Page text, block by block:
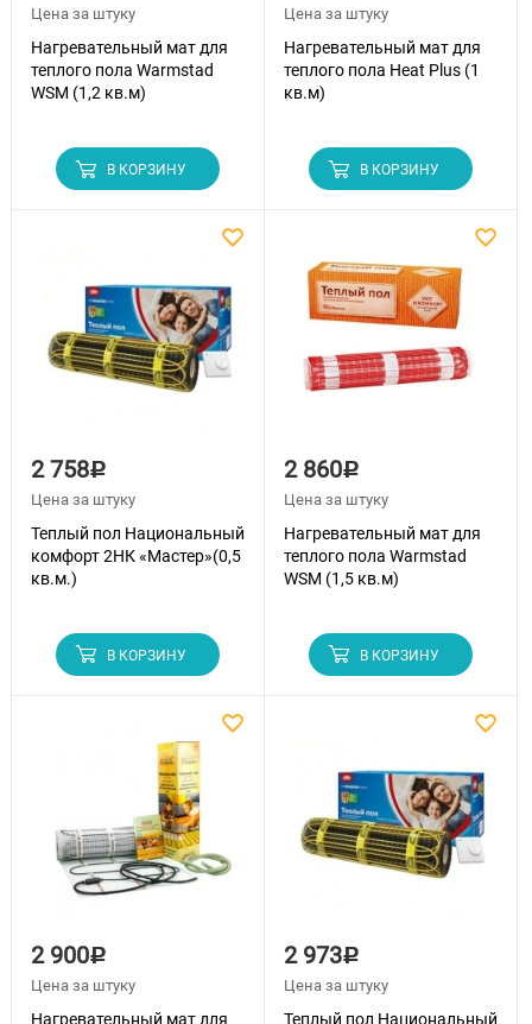
Цена за штуку
Нагревательный мат для
теплого пола Warmstad
WSM (1,2 кв.м)
В КОРЗИНУ
Цена за штуку
Нагревательный мат для
теплого пола Heat Plus (1
кв.м)
В КОРЗИНУ
2 758Р
Цена за штуку
Теплый пол Национальный
комфорт 2НК «Мастер»(0,5
кв.м.)
В КОРЗИНУ
2 860Р
Цена за штуку
Нагревательный мат для
теплого пола Warmstad
WSM (1,5 кв.м)
В КОРЗИНУ
2 900Р
Цена за штуку
Нагревательный мат для
2 973Р
Цена за штуку
Теплый пол Национальный